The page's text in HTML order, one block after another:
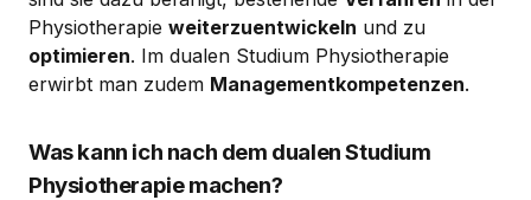
Physiotherapie weiterzuentwickeln und zu
optimieren. Im dualen Studium Physiotherapie
erwirbt man zudem Managementkompetenzen.
Was kann ich nach dem dualen Studium
Physiotherapie machen?